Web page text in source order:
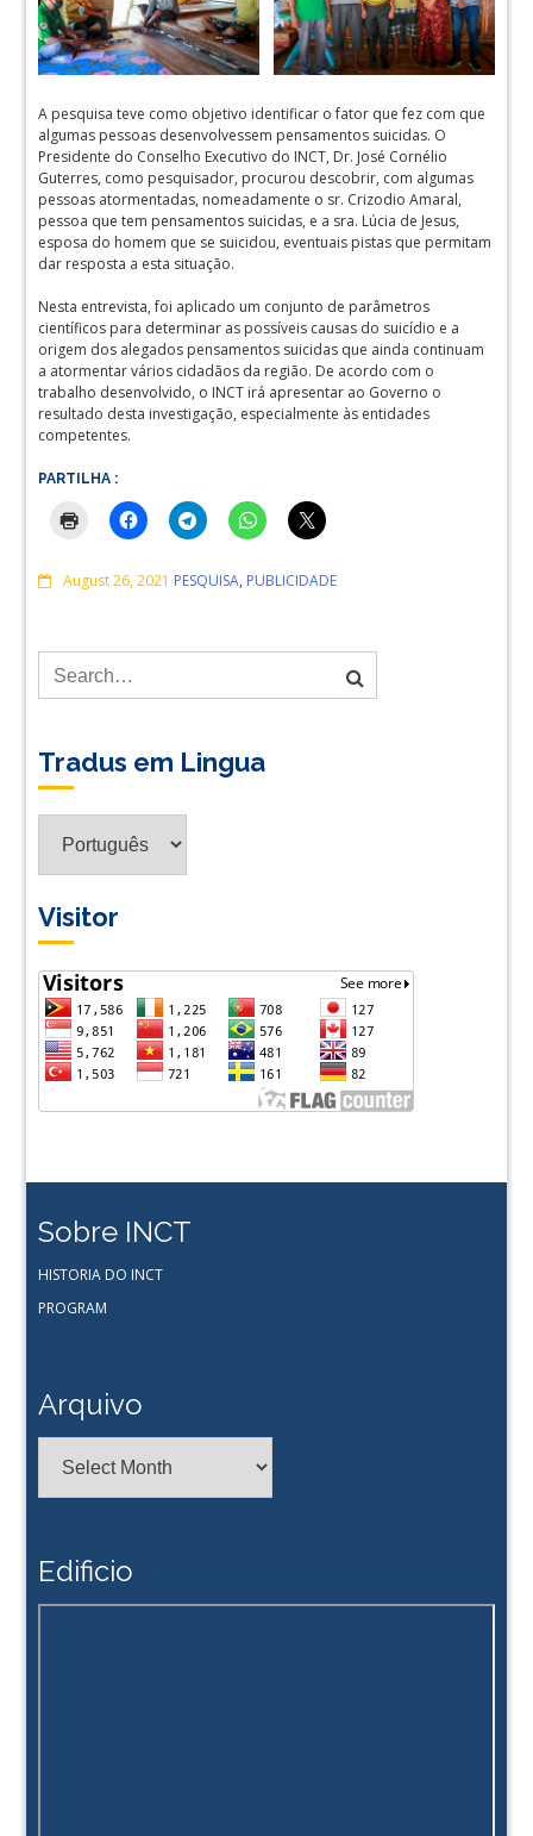
A pesquisa teve como objetivo identificar o fator que fez com que
algumas pessoas desenvolvessem pensamentos suicidas. O
Presidente do Conselho Executivo do INCT, Dr. José Cornélio
Guterres, como pesquisador, procurou descobrir, com algumas
pessoas atormentadas, nomeadamente o sr. Crizodio Amaral,
pessoa que tem pensamentos suicidas, e a sra. Lúcia de Jesus,
esposa do homem que se suicidou, eventuais pistas que permitam
dar resposta a esta situação.
Nesta entrevista, foi aplicado um conjunto de parâmetros
científicos para determinar as possíveis causas do suicídio e a
origem dos alegados pensamentos suicidas que ainda continuam
a atormentar vários cidadãos da região. De acordo com o
trabalho desenvolvido, o INCT irá apresentar ao Governo o
resultado desta investigação, especialmente às entidades
competentes.
PARTILHA :
August 26, 2021 Comments
PESQUISA, PUBLICIDADE
Tradus em Lingua
Visitor
Sobre INCT
HISTORIA DO INCT
PROGRAM
Arquivo
Edificio